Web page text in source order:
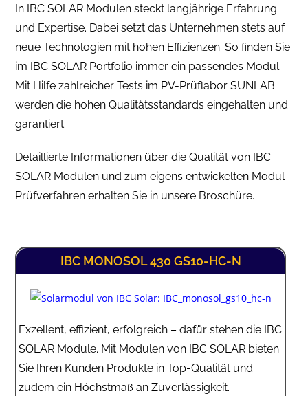
In IBC SOLAR Modulen steckt langjährige Erfahrung
und Expertise. Dabei setzt das Unternehmen stets auf
neue Technologien mit hohen Effizienzen. So finden Sie
im IBC SOLAR Portfolio immer ein passendes Modul.
Mit Hilfe zahlreicher Tests im PV-Prüflabor SUNLAB
werden die hohen Qualitätsstandards eingehalten und
garantiert.
Detaillierte Informationen über die Qualität von IBC
SOLAR Modulen und zum eigens entwickelten Modul-
Prüfverfahren erhalten Sie in unsere Broschüre.
IBC MONOSOL 430 GS10-HC-N
Exzellent, effizient, erfolgreich – dafür stehen die IBC
SOLAR Module. Mit Modulen von IBC SOLAR bieten
Sie Ihren Kunden Produkte in Top-Qualität und
zudem ein Höchstmaß an Zuverlässigkeit.